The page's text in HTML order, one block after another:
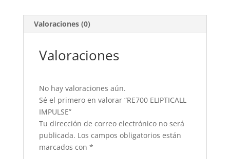
Valoraciones (0)
Valoraciones
No hay valoraciones aún.
Sé el primero en valorar “RE700 ELIPTICALL
IMPULSE”
Tu dirección de correo electrónico no será
publicada. Los campos obligatorios están
marcados con *